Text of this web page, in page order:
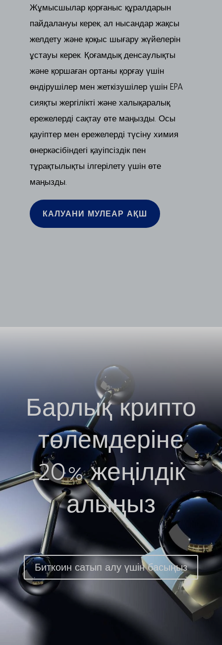
Жұмысшылар қорғаныс құралдарын
пайдалануы керек, ал нысандар жақсы
желдету және қоқыс шығару жүйелерін
ұстауы керек. Қоғамдық денсаулықты
және қоршаған ортаны қорғау үшін
өндірушілер мен жеткізушілер үшін EPA
сияқты жергілікті және халықаралық
ережелерді сақтау өте маңызды. Осы
қауіптер мен ережелерді түсіну химия
өнеркәсібіндегі қауіпсіздік пен
тұрақтылықты ілгерілету үшін өте
маңызды.
КАЛУАНИ МУЛЕАР АҚШ
Барлық крипто
төлемдеріне
20% жеңілдік
алыңыз
Биткоин сатып алу үшін басыңыз